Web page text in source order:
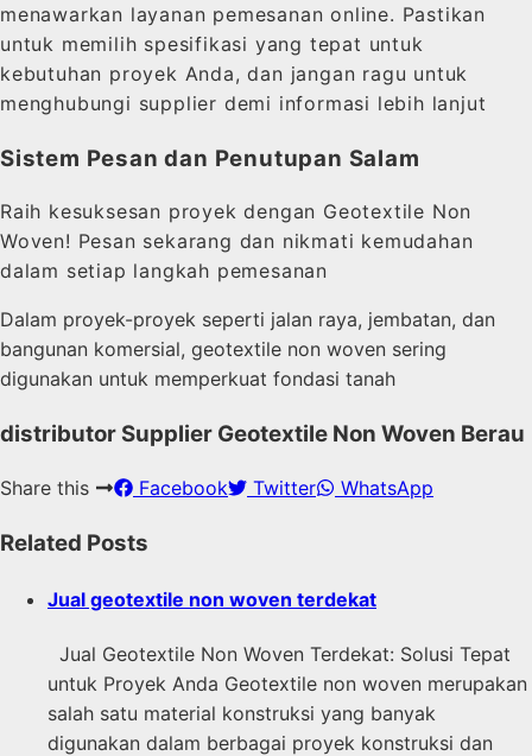
menawarkan layanan pemesanan online. Pastikan
untuk memilih spesifikasi yang tepat untuk
kebutuhan proyek Anda, dan jangan ragu untuk
menghubungi supplier demi informasi lebih lanjut
Sistem Pesan dan Penutupan Salam
Raih kesuksesan proyek dengan Geotextile Non
Woven! Pesan sekarang dan nikmati kemudahan
dalam setiap langkah pemesanan
Dalam proyek-proyek seperti jalan raya, jembatan, dan
bangunan komersial, geotextile non woven sering
digunakan untuk memperkuat fondasi tanah
distributor Supplier Geotextile Non Woven Berau
Share this Facebook Twitter WhatsApp
Related Posts
Jual geotextile non woven terdekat
Jual Geotextile Non Woven Terdekat: Solusi Tepat
untuk Proyek Anda Geotextile non woven merupakan
salah satu material konstruksi yang banyak
digunakan dalam berbagai proyek konstruksi dan